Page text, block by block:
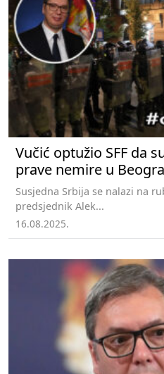
Vučić optužio SFF da
prave nemire u
Susjedna Srbija se nalazi na
predsjednik Alek...
16.08.2025.